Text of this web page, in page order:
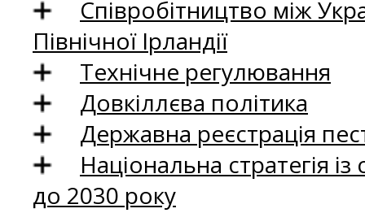
Співробітництво між
Північної Ірландії
Технічне регулювання
Довкіллєва політика
Державна реєстрація
Національна стратегія
до 2030 року